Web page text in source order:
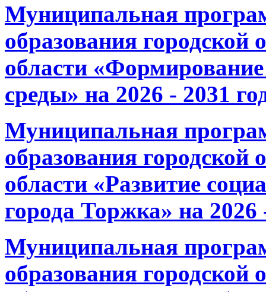
Муниципальная
образования городской
области
среды» на 2026 - 2031
Муниципальная
образования городской
области «Развитие
города Торжка» на 2026
Муниципальная
образования городской